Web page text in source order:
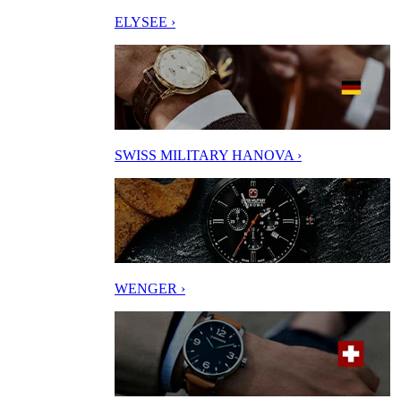
ELYSEE ›
SWISS MILITARY HANOVA ›
WENGER ›